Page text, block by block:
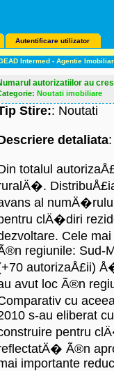
Autentificare utilizator
Intermed - Agentie
autorizatiilor au
Noutati imobiliare
Stire:: Noutati
detaliata
totalul
al
clÄ�diri
Cele
regiunile: Sud-
autorizaÅ£ii)
avut loc Ã®n
cu
s-au eliberat
pentru
Ã®n
importante